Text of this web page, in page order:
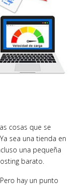
cosas que se
sea una tienda en
una pequeña
barato.
hay un punto